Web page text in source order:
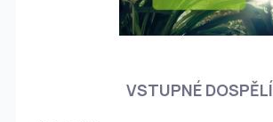
VSTUPNÉ DOSPĚLÍ